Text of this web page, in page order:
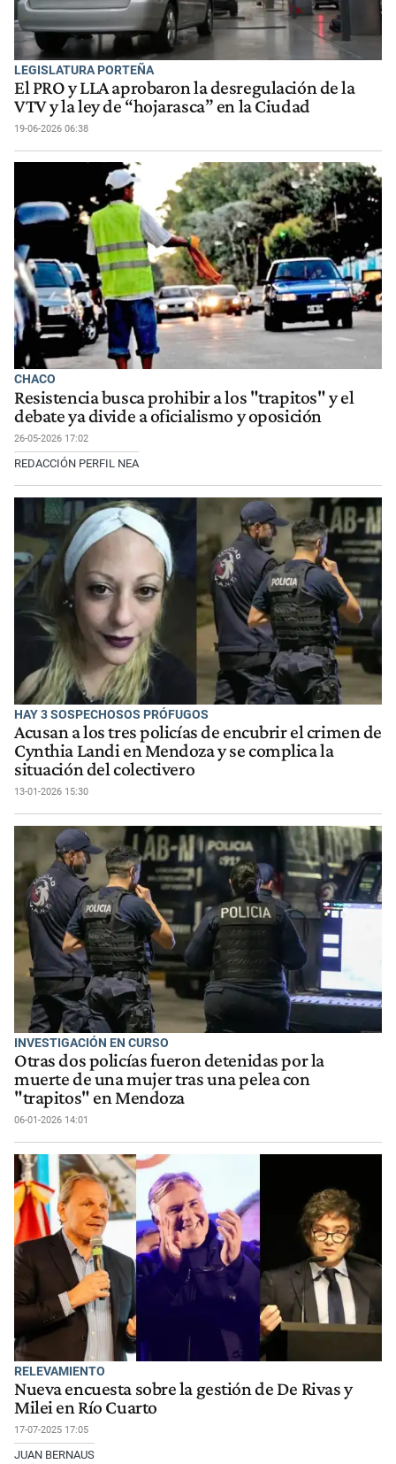
LEGISLATURA PORTEÑA
El PRO y LLA aprobaron la desregulación de la
VTV y la ley de “hojarasca” en la Ciudad
19-06-2026 06:38
CHACO
Resistencia busca prohibir a los "trapitos" y el
debate ya divide a oficialismo y oposición
26-05-2026 17:02
REDACCIÓN PERFIL NEA
HAY 3 SOSPECHOSOS PRÓFUGOS
Acusan a los tres policías de encubrir el crimen de
Cynthia Landi en Mendoza y se complica la
situación del colectivero
13-01-2026 15:30
INVESTIGACIÓN EN CURSO
Otras dos policías fueron detenidas por la
muerte de una mujer tras una pelea con
"trapitos" en Mendoza
06-01-2026 14:01
RELEVAMIENTO
Nueva encuesta sobre la gestión de De Rivas y
Milei en Río Cuarto
17-07-2025 17:05
JUAN BERNAUS